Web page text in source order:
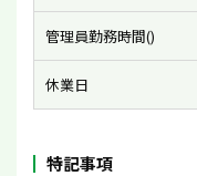
管理員勤務時間()
休業日
特記事項